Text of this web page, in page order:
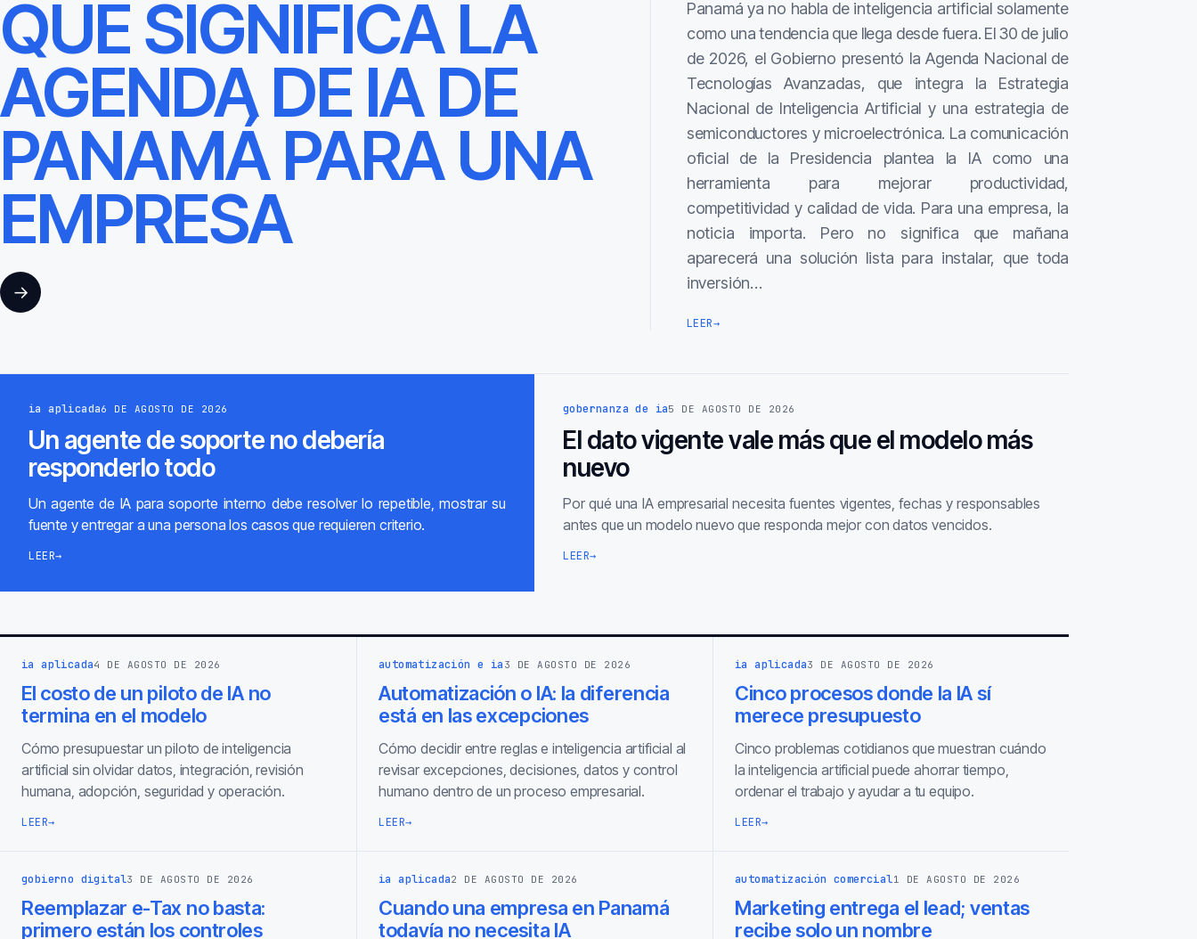
QUÉ SIGNIFICA LA
AGENDA DE IA DE
PANAMÁ PARA UNA
EMPRESA
→
Panamá ya no habla de inteligencia artificial solamente
como una tendencia que llega desde fuera. El 30 de julio
de 2026, el Gobierno presentó la Agenda Nacional de
Tecnologías Avanzadas, que integra la Estrategia
Nacional de Inteligencia Artificial y una estrategia de
semiconductores y microelectrónica. La comunicación
oficial de la Presidencia plantea la IA como una
herramienta para mejorar productividad,
competitividad y calidad de vida. Para una empresa, la
noticia importa. Pero no significa que mañana
aparecerá una solución lista para instalar, que toda
inversión…
LEER→
ia aplicada6 DE AGOSTO DE 2026
Un agente de soporte no debería
responderlo todo
Un agente de IA para soporte interno debe resolver lo repetible, mostrar su
fuente y entregar a una persona los casos que requieren criterio.
LEER→
gobernanza de ia5 DE AGOSTO DE 2026
El dato vigente vale más que el modelo más
nuevo
Por qué una IA empresarial necesita fuentes vigentes, fechas y responsables
antes que un modelo nuevo que responda mejor con datos vencidos.
LEER→
ia aplicada4 DE AGOSTO DE 2026
El costo de un piloto de IA no
termina en el modelo
Cómo presupuestar un piloto de inteligencia
artificial sin olvidar datos, integración, revisión
humana, adopción, seguridad y operación.
LEER→
automatización e ia 3 DE AGOSTO DE 2026
Automatización o IA: la diferencia
está en las excepciones
Cómo decidir entre reglas e inteligencia artificial al
revisar excepciones, decisiones, datos y control
humano dentro de un proceso empresarial.
LEER→
ia aplicada3 DE AGOSTO DE 2026
Cinco procesos donde la IA sí
merece presupuesto
Cinco problemas cotidianos que muestran cuándo
la inteligencia artificial puede ahorrar tiempo,
ordenar el trabajo y ayudar a tu equipo.
LEER→
gobierno digital3 DE AGOSTO DE 2026
Reemplazar e-Tax no basta:
primero están los controles
ia aplicada2 DE AGOSTO DE 2026
Cuando una empresa en Panamá
todavía no necesita IA
automatización comercial1 DE AGOSTO DE 2026
Marketing entrega el lead; ventas
recibe solo un nombre